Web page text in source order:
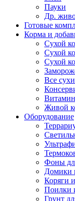
Пауки
Др.
Готовые
Корма и
Сухой
Сухой
Сухой
Все
Живой
Оборудование
Фоны
Домики
Коряги
Поилки
Грунт